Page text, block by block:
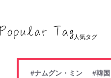
人気タグ
#ナムグン・ミン
#韓